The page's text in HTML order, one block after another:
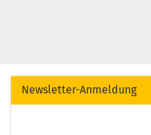
Newsletter-Anmeldung